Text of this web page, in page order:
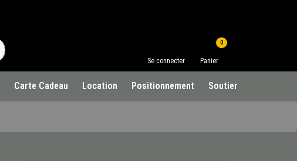
Se connecter
0
Panier
Carte Cadeau Location Positionnement Soutien à la clientèle